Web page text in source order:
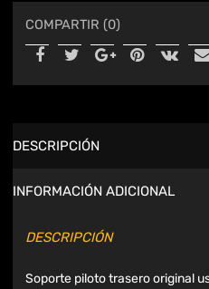
COMPARTIR (0)
DESCRIPCIÓN
INFORMACIÓN ADICIONAL
DESCRIPCIÓN
Soporte piloto trasero original